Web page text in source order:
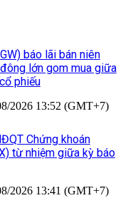
báo lãi bán niên
lớn gom mua giữa
phiếu
2026 13:52 (GMT+7)
Chứng khoán
từ nhiệm giữa kỳ báo
2026 13:41 (GMT+7)